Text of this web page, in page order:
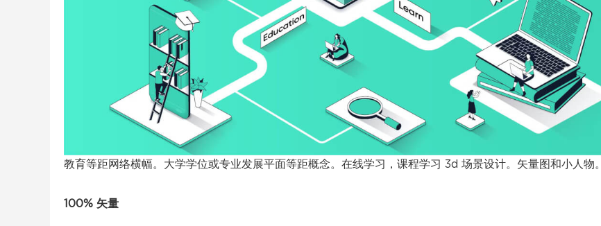
教育等距网络横幅。大学学位或专业发展平面等距概念。在线学习，课程学习 3d 场景设计。矢量图和小人物。
100% 矢量